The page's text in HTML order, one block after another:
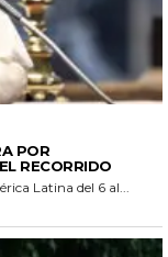
POR
RECORRIDO
Latina del 6 al...